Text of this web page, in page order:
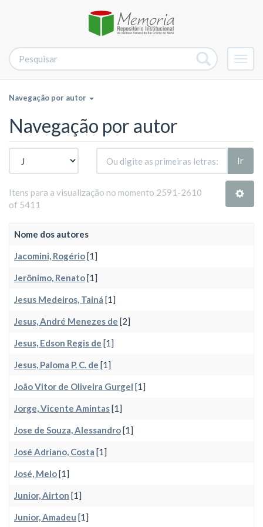
Navegação por autor
Navegação por autor
Ir
Itens para a visualização no momento 2591-2610
of 5411
Nome dos autores
Jacomini, Rogério[1]
Jerônimo, Renato[1]
Jesus Medeiros, Tainá [1]
Jesus, André Menezes de [2]
Jesus, Edson Regis de [1]
Jesus, Paloma P. C. de [1]
João Vitor de Oliveira Gurgel [1]
Jorge, Vicente Amintas[1]
Jose de Souza, Alessandro[1]
José Adriano, Costa [1]
José, Melo[1]
Junior, Airton [1]
Junior, Amadeu [1]